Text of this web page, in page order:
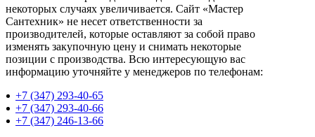
некоторых случаях увеличивается. Сайт «Мастер
Сантехник» не несет ответственности за
производителей, которые оставляют за собой право
изменять закупочную цену и снимать некоторые
позиции с производства. Всю интересующую вас
информацию уточняйте у менеджеров по телефонам:
+7 (347) 293-40-65
+7 (347) 293-40-66
+7 (347) 246-13-66